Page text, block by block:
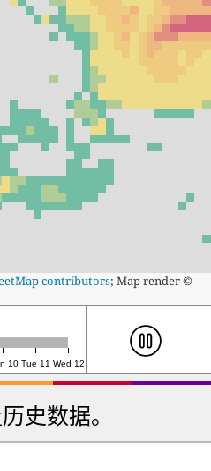
contributors; Map render ©
10 Tue 11 Wed 12
史数据。